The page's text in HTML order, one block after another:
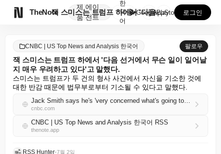
TheNote
제
품
에이
전트
잭 스미스는 트럼프 하에서 '다음 선거에서 무슨 일이 ...
한
국
어
GooglePlay
AppStore 로그인
CNBC | US Top News and Analysis 한국어 팔로우
잭 스미스는 트럼프 하에서 '다음 선거에서 무슨 일이 일어날
지 매우 우려하고 있다'고 말했다.
스미스는 트럼프가 두 건의 형사 사건에서 자신을 기소한 것에
대한 반감 때문에 법무부로부터 기소될 수 있다고 말했다.
Jack Smith says he's 'very concerned what's going to happen next election' under Trump
cnbc.com
CNBC | US Top News and Analysis 한국어 RSS
thenote.app
RSS Hunter•7월 2일